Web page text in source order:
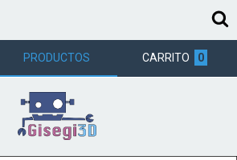
PRODUCTOS CARRITO 0